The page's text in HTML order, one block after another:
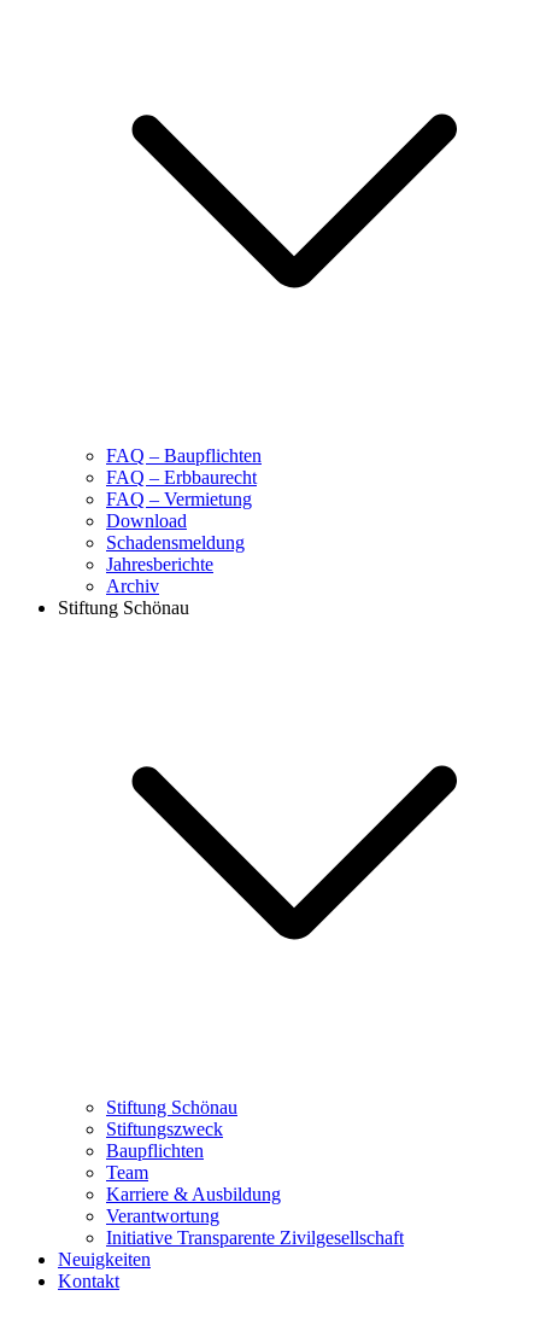
FAQ – Baupflichten
FAQ – Erbbaurecht
FAQ – Vermietung
Download
Schadensmeldung
Jahresberichte
Archiv
Stiftung Schönau
Stiftung Schönau
Stiftungszweck
Baupflichten
Team
Karriere & Ausbildung
Verantwortung
Initiative Transparente Zivilgesellschaft
Neuigkeiten
Kontakt